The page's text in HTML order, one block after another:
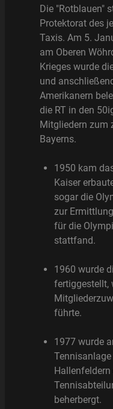
Die "Rotblauen"
Protektorat des
Taxis. Am 5.
am Oberen
Krieges wurde
und
Amerikanern
die RT in den
Mitgliedern zum
Bayerns.
1950 kam
Kaiser
sogar die
zur
für die
stattfand.
1960 wurde
fertiggestellt,
führte.
1977 wurde
beherbergt.